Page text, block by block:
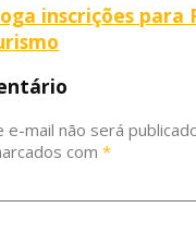
inscrições para
mail não será
com *